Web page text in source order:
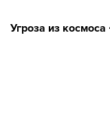
Угроза из космоса